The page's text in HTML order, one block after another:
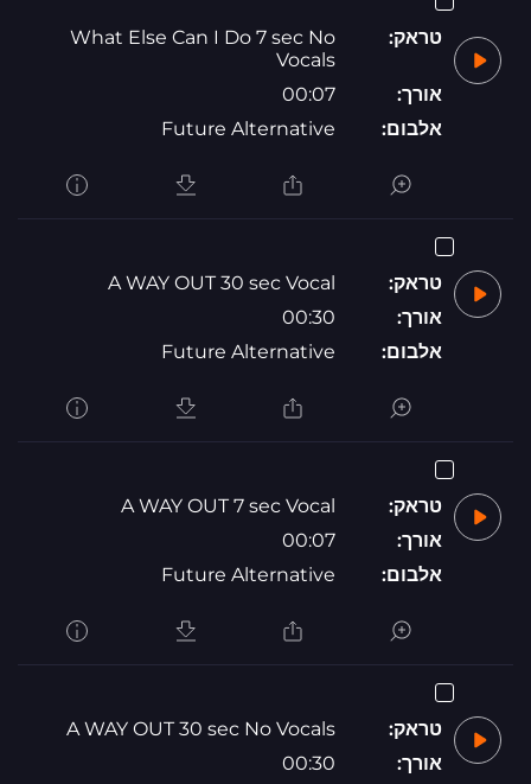
טראק:
What Else Can I Do 7 sec No
Vocals
אורך:
00:07
אלבום:
Future Alternative
טראק:
A WAY OUT 30 sec Vocal
אורך:
00:30
אלבום:
Future Alternative
טראק:
A WAY OUT 7 sec Vocal
אורך:
00:07
אלבום:
Future Alternative
טראק:
A WAY OUT 30 sec No Vocals
אורך:
00:30